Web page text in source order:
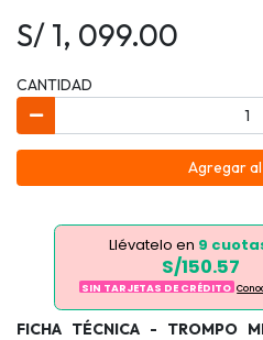
S/ 1, 099.00
CANTIDAD
Agregar
Llévatelo en 9
S/150.57
SIN TARJETAS DE CRÉDITO
FICHA TÉCNICA - TROMPO